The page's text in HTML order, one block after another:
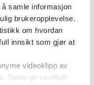
samle informasjon
brukeropplevelse.
om hvordan
innsikt som gjør at
videoklipp av
Dette gir verdifull
Violence